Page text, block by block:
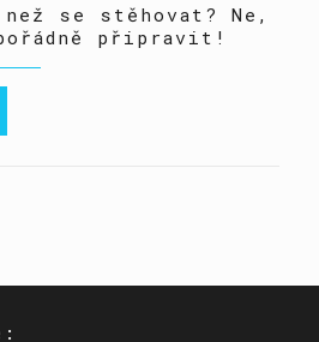
se stěhovat? Ne,
připravit!